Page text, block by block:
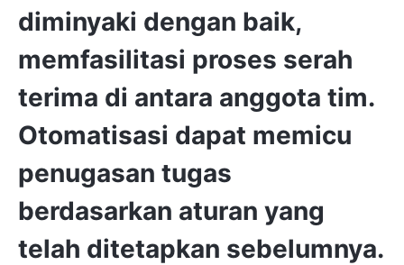
diminyaki dengan baik,
memfasilitasi proses serah
terima di antara anggota tim.
Otomatisasi dapat memicu
penugasan tugas
berdasarkan aturan yang
telah ditetapkan sebelumnya.